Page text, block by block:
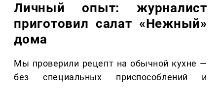
Личный опыт: журналист
приготовил салат «Нежный»
дома
Мы проверили рецепт на обычной кухне —
без специальных приспособлений и